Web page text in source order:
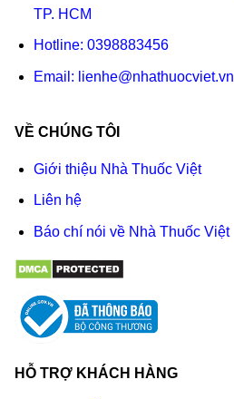
TP. HCM
Hotline: 0398883456
Email: lienhe@nhathuocviet.vn
VỀ CHÚNG TÔI
Giới thiệu Nhà Thuốc Việt
Liên hệ
Báo chí nói về Nhà Thuốc Việt
HỖ TRỢ KHÁCH HÀNG